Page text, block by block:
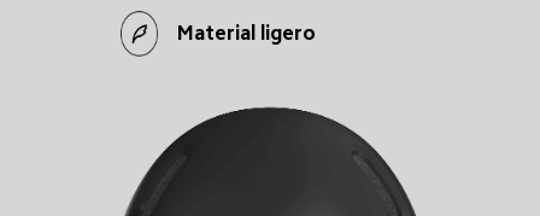
Material ligero